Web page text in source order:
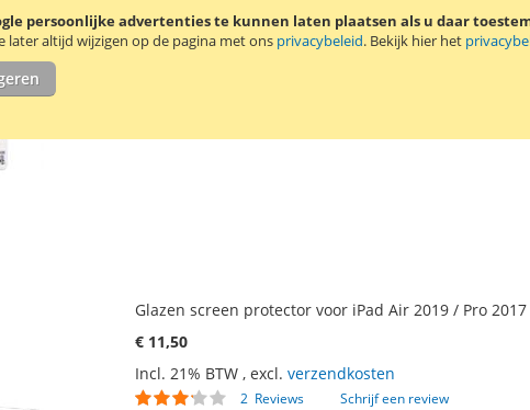
persoonlijke advertenties te kunnen laten plaatsen als u daar
later altijd wijzigen op de pagina met ons privacybeleid. Bekijk hier het
Incl. 21% BTW
verzendkosten
In Winkelwagen
VOEGTOEVOEGEN
Glazen screen protector voor iPad Air 2019 / Pro
€ 11,50
Incl. 21% BTW , excl. verzendkosten
Waardering:
2 Reviews Schrijf een review